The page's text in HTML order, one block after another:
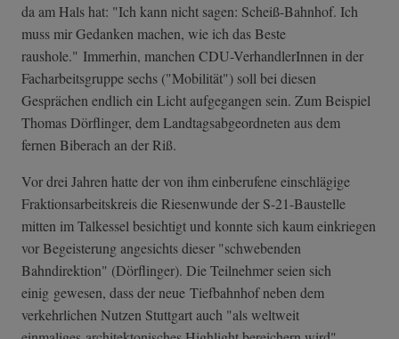
da am Hals hat: "Ich kann nicht sagen: Scheiß-Bahnhof. Ich
muss mir Gedanken machen, wie ich das Beste
raushole." Immerhin, manchen CDU-VerhandlerInnen in der
Facharbeitsgruppe sechs ("Mobilität") soll bei diesen
Gesprächen endlich ein Licht aufgegangen sein. Zum Beispiel
Thomas Dörflinger, dem Landtagsabgeordneten aus dem
fernen Biberach an der Riß.
Vor drei Jahren hatte der von ihm einberufene einschlägige
Fraktionsarbeitskreis die Riesenwunde der S-21-Baustelle
mitten im Talkessel besichtigt und konnte sich kaum einkriegen
vor Begeisterung angesichts dieser "schwebenden
Bahndirektion" (Dörflinger). Die Teilnehmer seien sich
einig gewesen, dass der neue Tiefbahnhof neben dem
verkehrlichen Nutzen Stuttgart auch "als weltweit